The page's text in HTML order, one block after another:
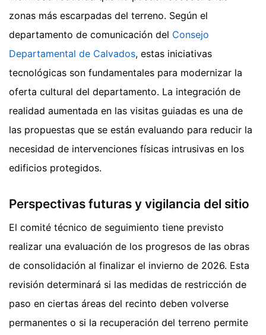
zonas más escarpadas del terreno. Según el
departamento de comunicación del Consejo
Departamental de Calvados, estas iniciativas
tecnológicas son fundamentales para modernizar la
oferta cultural del departamento. La integración de
realidad aumentada en las visitas guiadas es una de
las propuestas que se están evaluando para reducir la
necesidad de intervenciones físicas intrusivas en los
edificios protegidos.
Perspectivas futuras y vigilancia del sitio
El comité técnico de seguimiento tiene previsto
realizar una evaluación de los progresos de las obras
de consolidación al finalizar el invierno de 2026. Esta
revisión determinará si las medidas de restricción de
paso en ciertas áreas del recinto deben volverse
permanentes o si la recuperación del terreno permite